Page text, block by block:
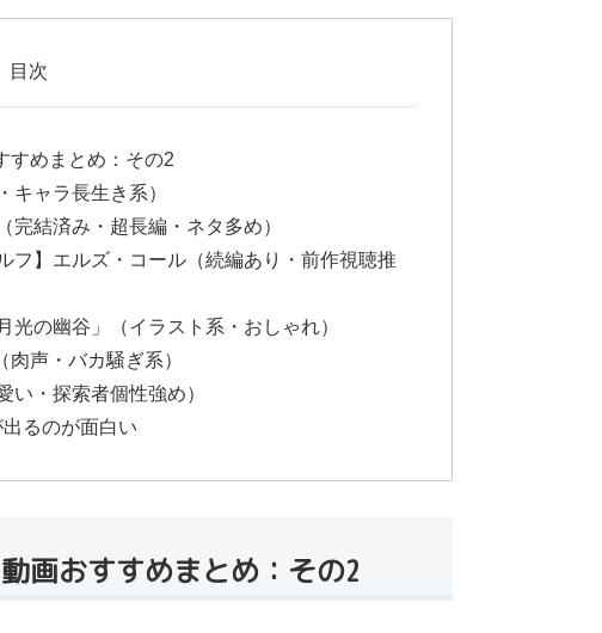
目次
すめまとめ：その2
キャラ長生き系）
結済み・超長編・ネタ多め）
フ】エルズ・コール（続編あり・前作視聴推
の幽谷」（イラスト系・おしゃれ）
声・バカ騒ぎ系）
い・探索者個性強め）
るのが面白い
画おすすめまとめ：その2